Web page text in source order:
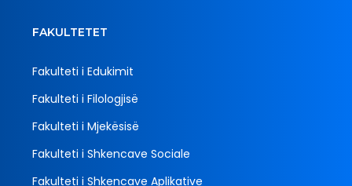
FAKULTETET
Fakulteti i Edukimit
Fakulteti i Filologjisë
Fakulteti i Mjekësisë
Fakulteti i Shkencave Sociale
Fakulteti i Shkencave Aplikative